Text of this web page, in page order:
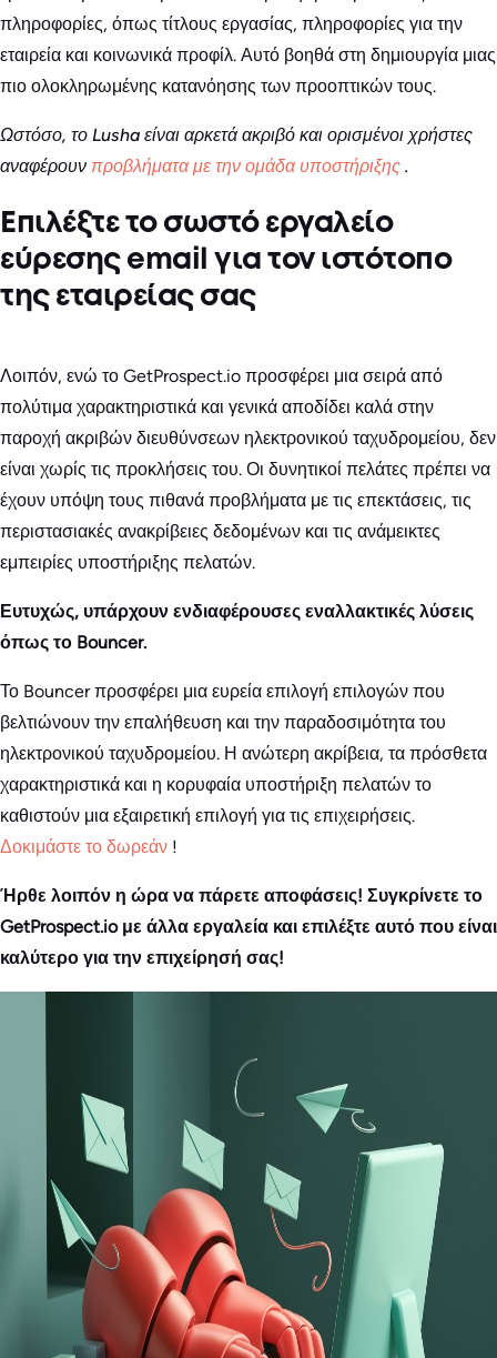
πληροφορίες, όπως τίτλους εργασίας, πληροφορίες για την
εταιρεία και κοινωνικά προφίλ. Αυτό βοηθά στη δημιουργία μιας
πιο ολοκληρωμένης κατανόησης των προοπτικών τους.
Ωστόσο, το Lusha είναι αρκετά ακριβό και ορισμένοι χρήστες
αναφέρουν προβλήματα με την ομάδα υποστήριξης .
Επιλέξτε το σωστό εργαλείο
εύρεσης email για τον ιστότοπο
της εταιρείας σας
Λοιπόν, ενώ το GetProspect.io προσφέρει μια σειρά από
πολύτιμα χαρακτηριστικά και γενικά αποδίδει καλά στην
παροχή ακριβών διευθύνσεων ηλεκτρονικού ταχυδρομείου, δεν
είναι χωρίς τις προκλήσεις του. Οι δυνητικοί πελάτες πρέπει να
έχουν υπόψη τους πιθανά προβλήματα με τις επεκτάσεις, τις
περιστασιακές ανακρίβειες δεδομένων και τις ανάμεικτες
εμπειρίες υποστήριξης πελατών.
Ευτυχώς, υπάρχουν ενδιαφέρουσες εναλλακτικές λύσεις
όπως το Bouncer.
Το Bouncer προσφέρει μια ευρεία επιλογή επιλογών που
βελτιώνουν την επαλήθευση και την παραδοσιμότητα του
ηλεκτρονικού ταχυδρομείου. Η ανώτερη ακρίβεια, τα πρόσθετα
χαρακτηριστικά και η κορυφαία υποστήριξη πελατών το
καθιστούν μια εξαιρετική επιλογή για τις επιχειρήσεις.
Δοκιμάστε το δωρεάν !
Ήρθε λοιπόν η ώρα να πάρετε αποφάσεις! Συγκρίνετε το
GetProspect.io με άλλα εργαλεία και επιλέξτε αυτό που είναι
καλύτερο για την επιχείρησή σας!